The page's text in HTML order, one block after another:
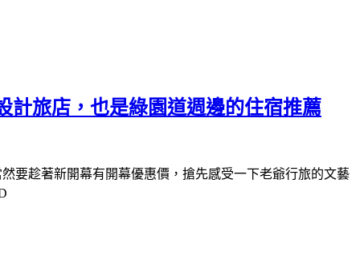
計旅店，也是綠園道週邊的住宿推薦
要趁著新開幕有開幕優惠價，搶先感受一下老爺行旅的文藝